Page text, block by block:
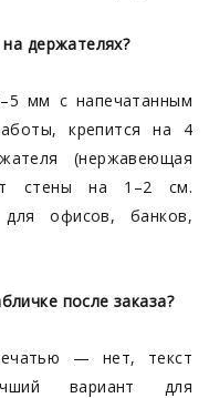
держателях?
мм с напечатанным
крепится на 4
(нержавеющая
стены на 1–2 см.
для офисов, банков,
после заказа?
— нет, текст
вариант для